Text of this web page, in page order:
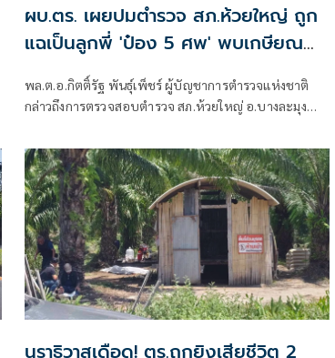
ผบ.ตร. เผยปมตำรวจ สภ.ห้วยใหญ่ ถูก
แฉเป็นลูกพี่ 'ป๋อง 5 ศพ' พบเกษียณ
อายุตั้งแต่ปี 57
พล.ต.อ.กิตติ์รัฐ พันธุ์เพ็ชร์ ผู้บัญชาการตำรวจแห่งชาติ
กล่าวถึงการตรวจสอบตำรวจ สภ.ห้วยใหญ่ อ.บางละมุง
ศพ ข่มขืนและข่มขู่ออกมาระบุว่า นายป๋องเป็นเด็กเดินยา
ของตำรวจ สภ.ห้วยใหญ่
นราธิวาสเดือด! ตร.ถูกยิงเสียชีวิต 2